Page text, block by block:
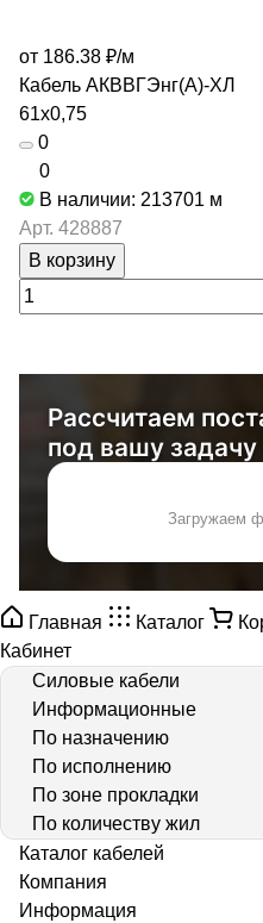
от 186.38 ₽/м
Кабель АКВВГЭнг(А)-ХЛ
61х0,75
0
0
В наличии: 213701 м
Арт. 428887
В корзину
Рассчитаем
под вашу задачу
Загружаем
Главная Каталог
Кабинет
Силовые кабели
Информационные
По назначению
По исполнению
По зоне прокладки
По количеству жил
Каталог кабелей
Компания
Информация